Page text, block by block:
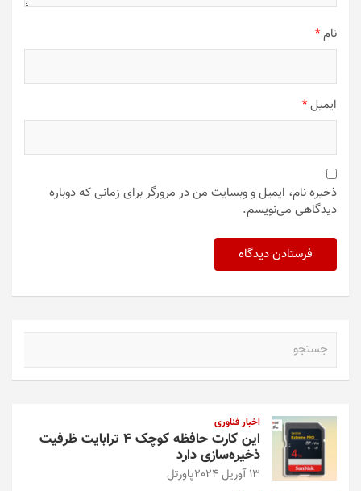
نام*
ایمیل*
ذخیره نام، ایمیل و وبسایت من در مرورگر برای زمانی که دوباره
دیدگاهی می‌نویسم.
اخبار فناوری
این کارت حافظه کوچک ۴ ترابایت ظرفیت
ذخیره‌سازی دارد
13 آوریل 2024 پاورتل